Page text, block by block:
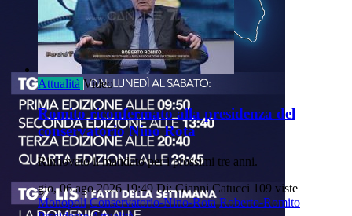
Attualità Video
Romito riconfermato alla presidenza del
conservatorio Nino Rota
Rinnovato il mandato per i prossimi tre anni.
gio, 06 ago 2026 19:49 Di: Gianni Catucci 109 viste
Monopoli Conservatorio-Nino-Rota Roberto-Romito